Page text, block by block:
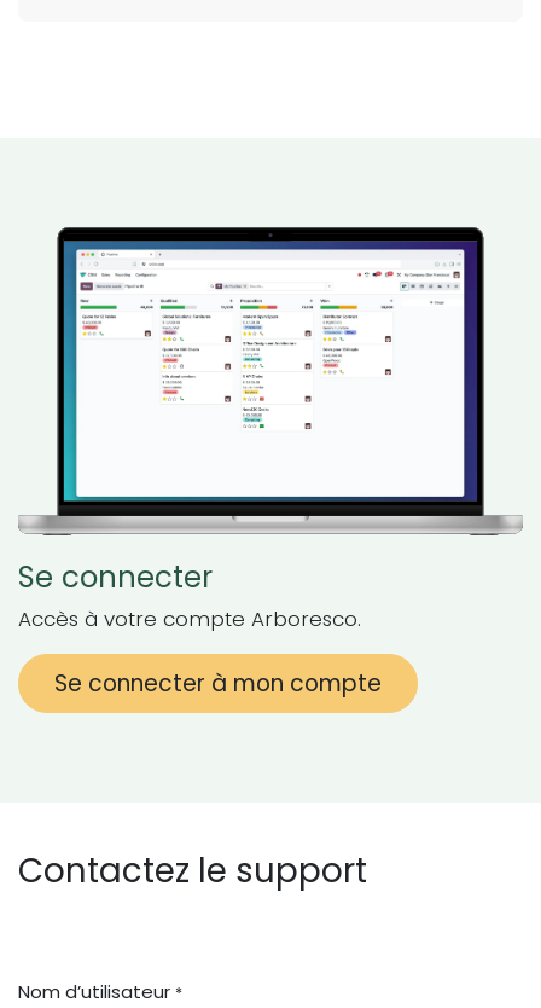
Se connecter
Accès à votre compte Arboresco.
Se connecter à mon compte
Contactez le support
Nom d’utilisateur *